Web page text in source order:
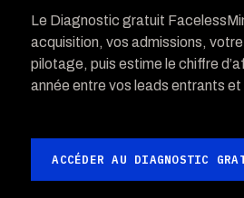
Le Diagnostic gratuit
acquisition, vos admissions,
pilotage, puis estime le chiffre
année entre vos leads entrants
ACCÉDER AU DIAGNOSTIC